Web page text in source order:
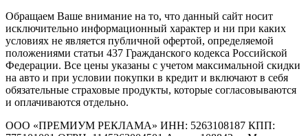
Обращаем Ваше внимание на то, что данный сайт носит
исключительно информационный характер и ни при каких
условиях не является публичной офертой, определяемой
положениями статьи 437 Гражданского кодекса Российской
Федерации. Все цены указаны с учетом максимальной скидки
на авто и при условии покупки в кредит и включают в себя
обязательные страховые продукты, которые согласовываются
и оплачиваются отдельно.
ООО «ПРЕМИУМ РЕКЛАМА» ИНН: 5263108187 КПП: